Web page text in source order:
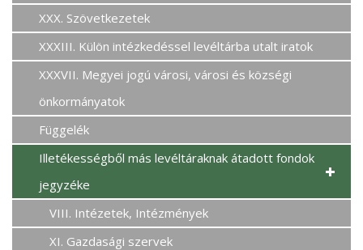
XXX. Szövetkezetek
XXXIII. Külön intézkedéssel levéltárba utalt iratok
XXXVII. Megyei jogú városi, városi és községi
önkormányatok
Függelék
Illetékességből más levéltáraknak átadott fondok
jegyzéke
VIII. Intézetek, Intézmények
XI. Gazdasági szervek